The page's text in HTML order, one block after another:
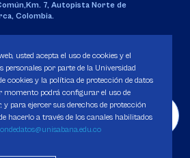
Km. 7, Autopista Norte de
Colombia.
130 del 14 de enero de 1980.
datos
usted acepta el uso de cookies y el
personales por parte de la Universidad
cookies y la política de protección de datos
momento podrá configurar el uso de
y para ejercer sus derechos de protección
hacerlo a través de los canales habilitados